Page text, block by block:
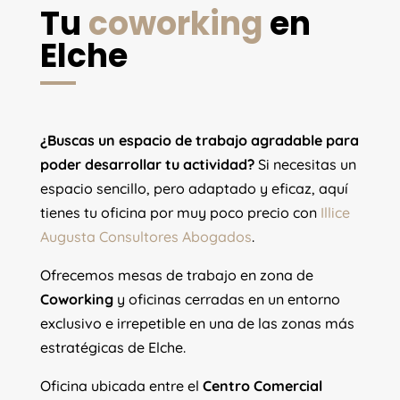
Tu coworkingen
Elche
¿Buscas un espacio de trabajo agradable para
poder desarrollar tu actividad?Si necesitas un
espacio sencillo, pero adaptado y eficaz, aquí
tienes tu oficina por muy poco precio con Illice
Augusta Consultores Abogados.
Ofrecemos mesas de trabajo en zona de
Coworkingy oficinas cerradas en un entorno
exclusivo e irrepetible en una de las zonas más
estratégicas de Elche.
Oficina ubicada entre el Centro Comercial